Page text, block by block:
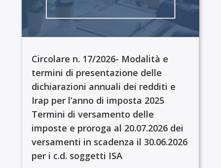
Circolare n. 17/2026- Modalità e
termini di presentazione delle
dichiarazioni annuali dei redditi e
Irap per l’anno di imposta 2025
Termini di versamento delle
imposte e proroga al 20.07.2026 dei
versamenti in scadenza il 30.06.2026
per i c.d. soggetti ISA